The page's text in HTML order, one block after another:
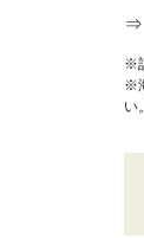
⇒
※
※
い。